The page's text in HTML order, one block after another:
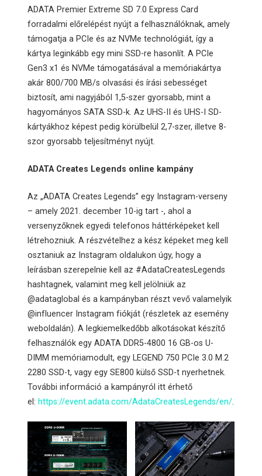
ADATA Premier Extreme SD 7.0 Express Card
forradalmi előrelépést nyújt a felhasználóknak, amely
támogatja a PCIe és az NVMe technológiát, így a
kártya leginkább egy mini SSD-re hasonlít. A PCIe
Gen3 x1 és NVMe támogatásával a memóriakártya
akár 800/700 MB/s olvasási és írási sebességet
biztosít, ami nagyjából 1,5-szer gyorsabb, mint a
hagyományos SATA SSD-k. Az UHS-II és UHS-I SD-
kártyákhoz képest pedig körülbelül 2,7-szer, illetve 8-
szor gyorsabb teljesítményt nyújt.
ADATA Creates Legends online kampány
Az „ADATA Creates Legends” egy Instagram-verseny
– amely 2021. december 10-ig tart -, ahol a
versenyzőknek egyedi telefonos háttérképeket kell
létrehozniuk. A részvételhez a kész képeket meg kell
osztaniuk az Instagram oldalukon úgy, hogy a
leírásban szerepelnie kell az #AdataCreatesLegends
hashtagnek, valamint meg kell jelölniük az
@adataglobal és a kampányban részt vevő valamelyik
@influencer Instagram fiókját (részletek az esemény
weboldalán). A legkiemelkedőbb alkotásokat készítő
felhasználók egy ADATA DDR5-4800 16 GB-os U-
DIMM memóriamodult, egy LEGEND 750 PCIe 3.0 M.2
2280 SSD-t, vagy egy SE800 külső SSD-t nyerhetnek.
További információ a kampányról itt érhető
el: https://event.adata.com/AdataCreatesLegends/en/.